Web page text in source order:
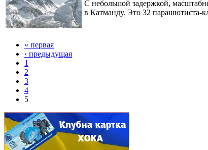
С небольшой задержкой,
в Катманду. Это 32 парашютиста-
« первая
‹ предыдущая
1
2
3
4
5